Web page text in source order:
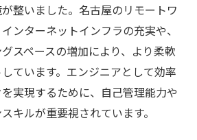
整いました。名古屋のリモートワ
ンターネットインフラの充実や、
スペースの増加により、より柔軟
ています。エンジニアとして効率
実現するために、自己管理能力や
キルが重要視されています。